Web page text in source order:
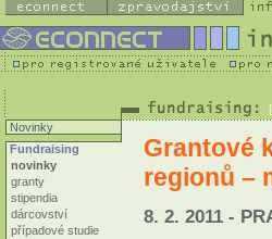
[
Novinky
Fundraising
novinky
granty
stipendia
dárcovství
případové studie
Grantové
regionů –
8. 2. 2011 -